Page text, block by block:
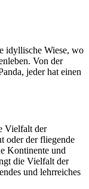
idyllische Wiese, wo
Von der
jeder hat einen
Vielfalt der
oder der fliegende
Kontinente und
die Vielfalt der
und lehrreiches